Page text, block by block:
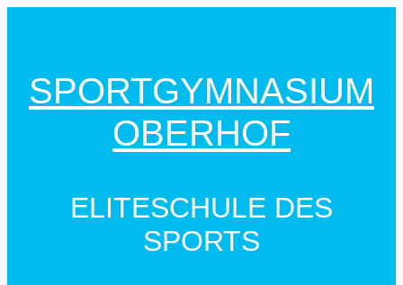
SPORTGYMNASIUM
OBERHOF
ELITESCHULE DES
SPORTS